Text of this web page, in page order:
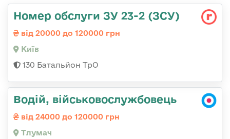
Номер обслуги ЗУ 23-2 (ЗСУ)
від 20000 до 120000 грн
Київ
130 Батальйон ТрО
Водій, військовослужбовець
від 24000 до 120000 грн
Тлумач